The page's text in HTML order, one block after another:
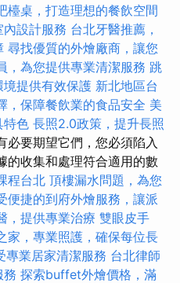
檯桌，打造理想的餐飲空間
設計服務 台北牙醫推薦，
尋找優質的外燴廠商，讓您
，為您提供專業清潔服務 跳
提供有效保護 新北地區台
，保障餐飲業的食品安全 美
特色 長照2.0政策，提升長照
必要期望它們，您必須陷入
的收集和處理符合適用的數
程台北 頂樓漏水問題，為您
便捷的到府外燴服務，讓派
，提供專業治療 雙眼皮手
家，專業照護，確保每位長
業居家清潔服務 台北律師
務 探索buffet外燴價格，滿